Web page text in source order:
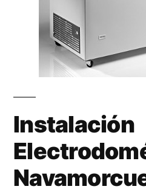
Instalación